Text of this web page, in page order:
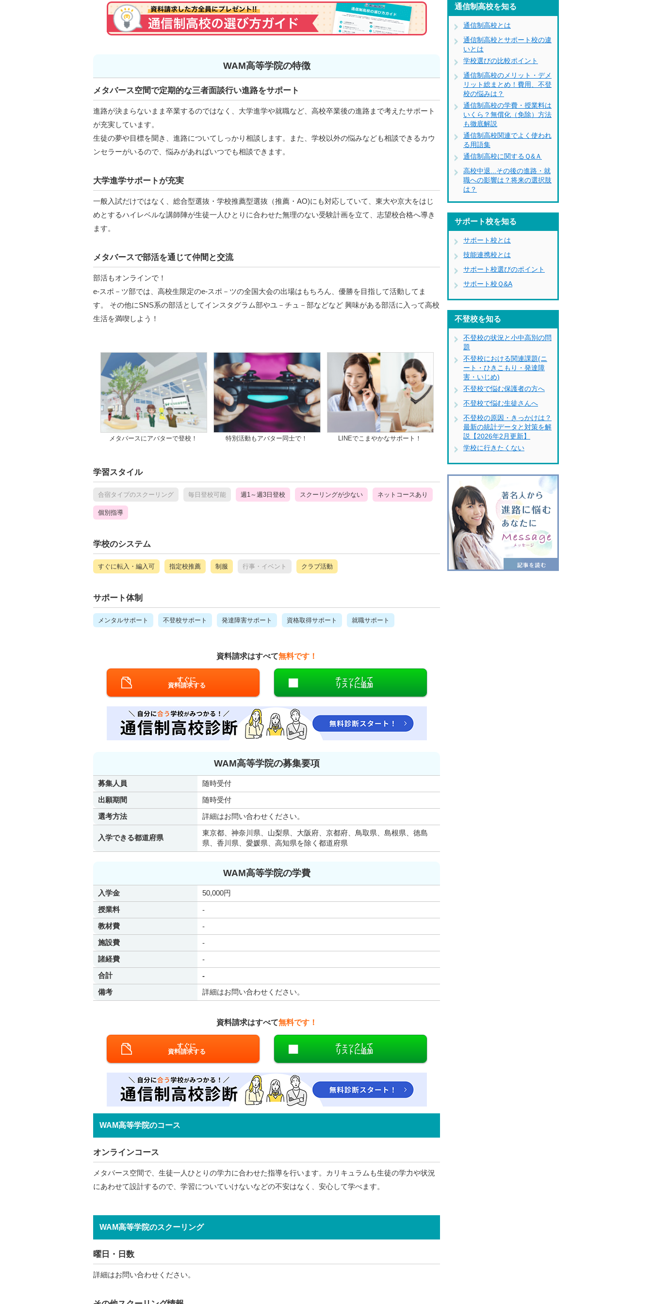
WAM高等学院の特徴
メタバース空間で定期的な三者面談行い進路をサポート
進路が決まらないまま卒業するのではなく、大学進学や就職など、高校卒業後の進路まで考えたサポート
が充実しています。
生徒の夢や目標を聞き、進路についてしっかり相談します。また、学校以外の悩みなども相談できるカウ
ンセラーがいるので、悩みがあればいつでも相談できます。
大学進学サポートが充実
一般入試だけではなく、総合型選抜・学校推薦型選抜（推薦・AO)にも対応していて、東大や京大をはじ
めとするハイレベルな講師陣が生徒一人ひとりに合わせた無理のない受験計画を立て、志望校合格へ導き
ます。
メタバースで部活を通じて仲間と交流
部活もオンラインで！
e-スポ－ツ部では、高校生限定のe-スポ－ツの全国大会の出場はもちろん、優勝を目指して活動してま
す。 その他にSNS系の部活としてインスタグラム部やユ－チュ－部などなど 興味がある部活に入って高校
生活を満喫しよう！
メタバースにアバターで登校！ 特別活動もアバター同士で！ LINEでこまやかなサポート！
学習スタイル
合宿タイプのスクーリング 毎日登校可能 週1～週3日登校 スクーリングが少ない ネットコースあり
個別指導
学校のシステム
すぐに転入・編入可 指定校推薦 制服 行事・イベント クラブ活動
サポート体制
メンタルサポート 不登校サポート 発達障害サポート 資格取得サポート 就職サポート
資料請求はすべて無料です！
すぐに
資料請求する
チェックして
リストに追加
WAM高等学院の募集要項
募集人員
随時受付
出願期間
随時受付
選考方法
詳細はお問い合わせください。
入学できる都道府県
東京都、神奈川県、山梨県、大阪府、京都府、鳥取県、島根県、徳島
県、香川県、愛媛県、高知県を除く都道府県
WAM高等学院の学費
入学金
50,000円
授業料
-
教材費
-
施設費
-
諸経費
-
合計
-
備考
詳細はお問い合わせください。
資料請求はすべて無料です！
すぐに
資料請求する
チェックして
リストに追加
WAM高等学院のコース
オンラインコース
メタバース空間で、生徒一人ひとりの学力に合わせた指導を行います。カリキュラムも生徒の学力や状況
にあわせて設計するので、学習についていけないなどの不安はなく、安心して学べます。
WAM高等学院のスクーリング
曜日・日数
詳細はお問い合わせください。
通信制高校を知る
通信制高校とは
通信制高校とサポート校の違
いとは
学校選びの比較ポイント
通信制高校のメリット・デメ
リット総まとめ！費用、不登
校の悩みは？
通信制高校の学費・授業料は
いくら？無償化（免除）方法
も徹底解説
通信制高校関連でよく使われ
る用語集
通信制高校に関するＱ&Ａ
高校中退...その後の進路・就
職への影響は？将来の選択肢
は？
サポート校を知る
サポート校とは
技能連携校とは
サポート校選びのポイント
サポート校Ｑ&A
不登校を知る
不登校の状況と小中高別の問
題
不登校における関連課題(ニ
ート・ひきこもり・発達障
害・いじめ)
不登校で悩む保護者の方へ
不登校で悩む生徒さんへ
不登校の原因・きっかけは？
最新の統計データと対策を解
説【2026年2月更新】
学校に行きたくない